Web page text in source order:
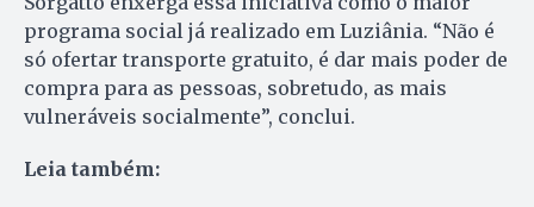
programa social já realizado em Luziânia. “Não é
só ofertar transporte gratuito, é dar mais poder de
compra para as pessoas, sobretudo, as mais
vulneráveis socialmente”, conclui.
Leia também: